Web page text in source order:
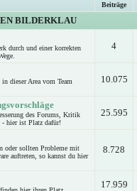
Beiträge
BILDERKLAU
durch und einer korrekten
4
dieser Area vom Team
10.075
des Forums, Kritik
- hier ist Platz dafür!
25.595
oder sollten Probleme mit
auftreten, so kannst du hier
8.728
17.959